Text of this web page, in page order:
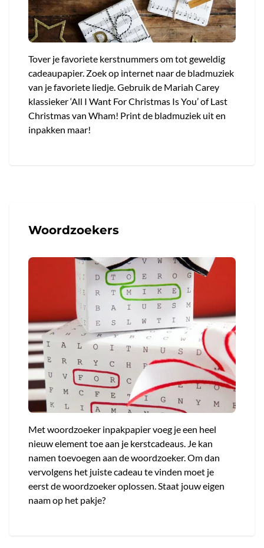
Tover je favoriete kerstnummers om tot geweldig
cadeaupapier. Zoek op internet naar de bladmuziek
van je favoriete liedje. Gebruik de Mariah Carey
klassieker ‘All I Want For Christmas Is You’ of Last
Christmas van Wham! Print de bladmuziek uit en
inpakken maar!
Woordzoekers
Met woordzoeker inpakpapier voeg je een heel
nieuw element toe aan je kerstcadeaus. Je kan
namen toevoegen aan de woordzoeker. Om dan
vervolgens het juiste cadeau te vinden moet je
eerst de woordzoeker oplossen. Staat jouw eigen
naam op het pakje?